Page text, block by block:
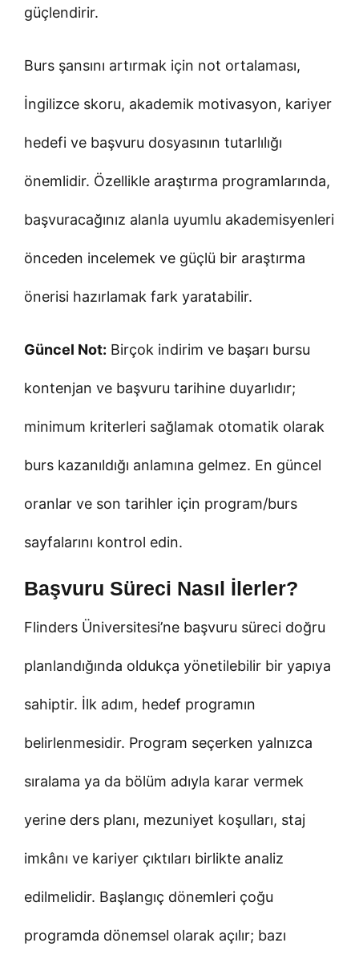
güçlendirir.
Burs şansını artırmak için not ortalaması,
İngilizce skoru, akademik motivasyon, kariyer
hedefi ve başvuru dosyasının tutarlılığı
önemlidir. Özellikle araştırma programlarında,
başvuracağınız alanla uyumlu akademisyenleri
önceden incelemek ve güçlü bir araştırma
önerisi hazırlamak fark yaratabilir.
Güncel Not: Birçok indirim ve başarı bursu
kontenjan ve başvuru tarihine duyarlıdır;
minimum kriterleri sağlamak otomatik olarak
burs kazanıldığı anlamına gelmez. En güncel
oranlar ve son tarihler için program/burs
sayfalarını kontrol edin.
Başvuru Süreci Nasıl İlerler?
Flinders Üniversitesi’ne başvuru süreci doğru
planlandığında oldukça yönetilebilir bir yapıya
sahiptir. İlk adım, hedef programın
belirlenmesidir. Program seçerken yalnızca
sıralama ya da bölüm adıyla karar vermek
yerine ders planı, mezuniyet koşulları, staj
imkânı ve kariyer çıktıları birlikte analiz
edilmelidir. Başlangıç dönemleri çoğu
programda dönemsel olarak açılır; bazı